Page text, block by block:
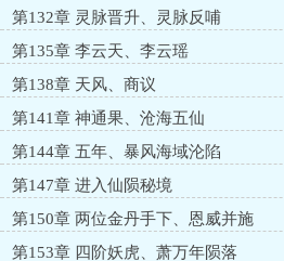
第132章 灵脉晋升、灵脉反哺
第135章 李云天、李云瑶
第138章 天风、商议
第141章 神通果、沧海五仙
第144章 五年、暴风海域沦陷
第147章 进入仙陨秘境
第150章 两位金丹手下、恩威并施
第153章 四阶妖虎、萧万年陨落